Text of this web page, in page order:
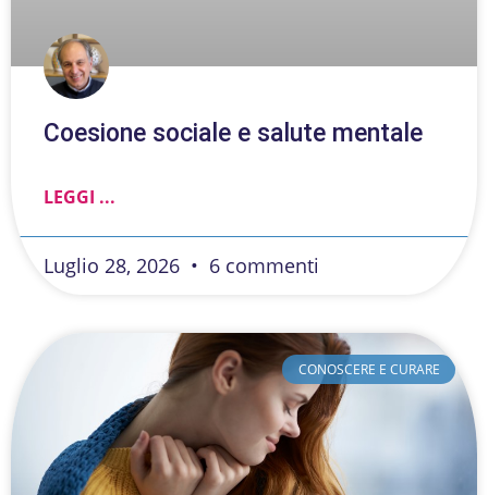
Coesione sociale e salute mentale
LEGGI ...
Luglio 28, 2026 6 commenti
CONOSCERE E CURARE